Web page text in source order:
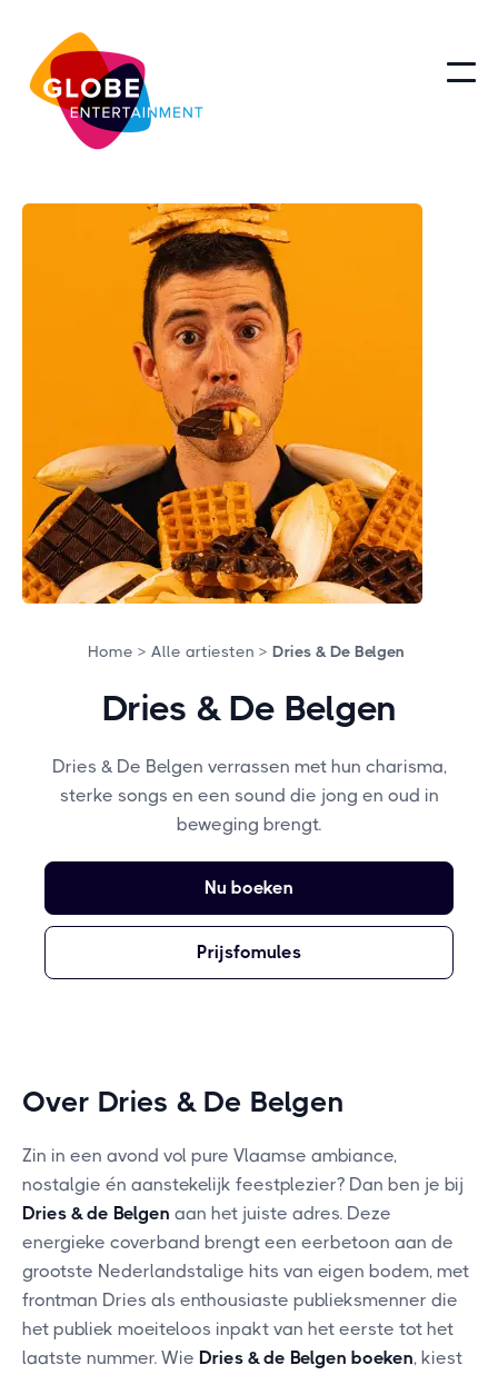
Home > Alle artiesten > Dries & De Belgen
Dries & De Belgen
Dries & De Belgen verrassen met hun charisma,
sterke songs en een sound die jong en oud in
beweging brengt.
Nu boeken
Prijsfomules
Over Dries & De Belgen
Zin in een avond vol pure Vlaamse ambiance,
nostalgie én aanstekelijk feestplezier? Dan ben je bij
Dries & de Belgen aan het juiste adres. Deze
energieke coverband brengt een eerbetoon aan de
grootste Nederlandstalige hits van eigen bodem, met
frontman Dries als enthousiaste publieksmenner die
het publiek moeiteloos inpakt van het eerste tot het
laatste nummer. Wie Dries & de Belgen boeken, kiest